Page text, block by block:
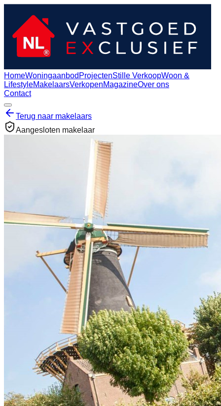
HomeWoningaanbod ProjectenStille VerkoopWoon &
LifestyleMakelaarsVerkopenMagazineOver ons
Contact
Terug naar makelaars
Aangesloten makelaar